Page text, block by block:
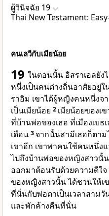
ผู้วินิจฉัย 19
Thai New Testament:
คนเลวีกับเมียน้อย
19 ในตอนนั้น อิสราเอลยั
หนึ่งเป็นคนต่างถิ่นอาศัยอยู่ใ
ราอิม เขาได้ผู้หญิงคนหนึ่งจา
เป็นเมียน้อย 2 เมียน้อยของเ
ที่บ้านพ่อของเธอ ที่เมืองเบ
เดือน 3 จากนั้นสามีเธอก็ตาม
เขาอีก เขาพาคนใช้คนหนึ่ง
ไปถึงบ้านพ่อของหญิงสาวนั้น
ออกมาต้อนรับด้วยความดีใจ
ของหญิงสาวนั้น ได้ชวนให้เ
ที่นั่นกับพ่อตาเป็นเวลาสาม
และพักค้างคืนที่นั่น